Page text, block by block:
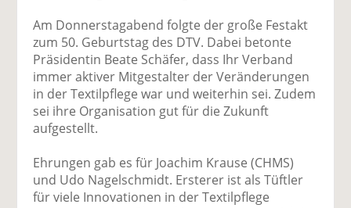
Am Donnerstagabend folgte der große Festakt
zum 50. Geburtstag des DTV. Dabei betonte
Präsidentin Beate Schäfer, dass Ihr Verband
immer aktiver Mitgestalter der Veränderungen
in der Textilpflege war und weiterhin sei. Zudem
sei ihre Organisation gut für die Zukunft
aufgestellt.
Ehrungen gab es für Joachim Krause (CHMS)
und Udo Nagelschmidt. Ersterer ist als Tüftler
für viele Innovationen in der Textilpflege